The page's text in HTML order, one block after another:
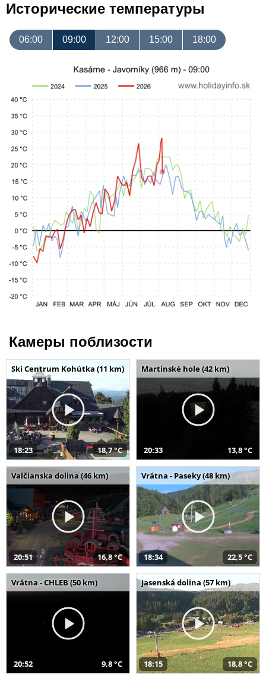
Исторические температуры
06:00 09:00 12:00 15:00 18:00
Камеры поблизости
Ski Centrum Kohútka (11 km)
18:23 18,7 °C
Martinské hole (42 km)
20:33 13,8 °C
Valčianska dolina (46 km)
20:51 16,8 °C
Vrátna - Paseky (48 km)
18:34 22,5 °C
Vrátna - CHLEB (50 km)
20:52 9,8 °C
Jasenská dolina (57 km)
18:15 18,8 °C